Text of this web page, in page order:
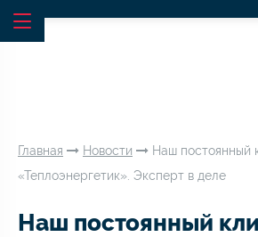
Главная Новости
Наш
«Теплоэнергетик». Эксперт в деле
Наш постоянный